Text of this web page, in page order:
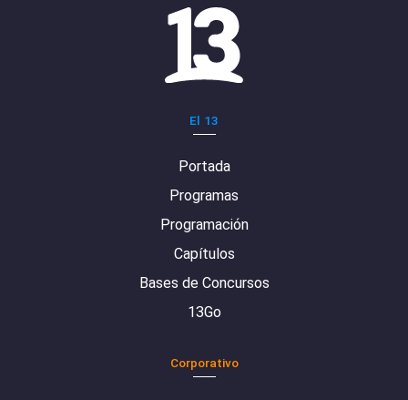
El 13
Portada
Programas
Programación
Capítulos
Bases de Concursos
13Go
Corporativo